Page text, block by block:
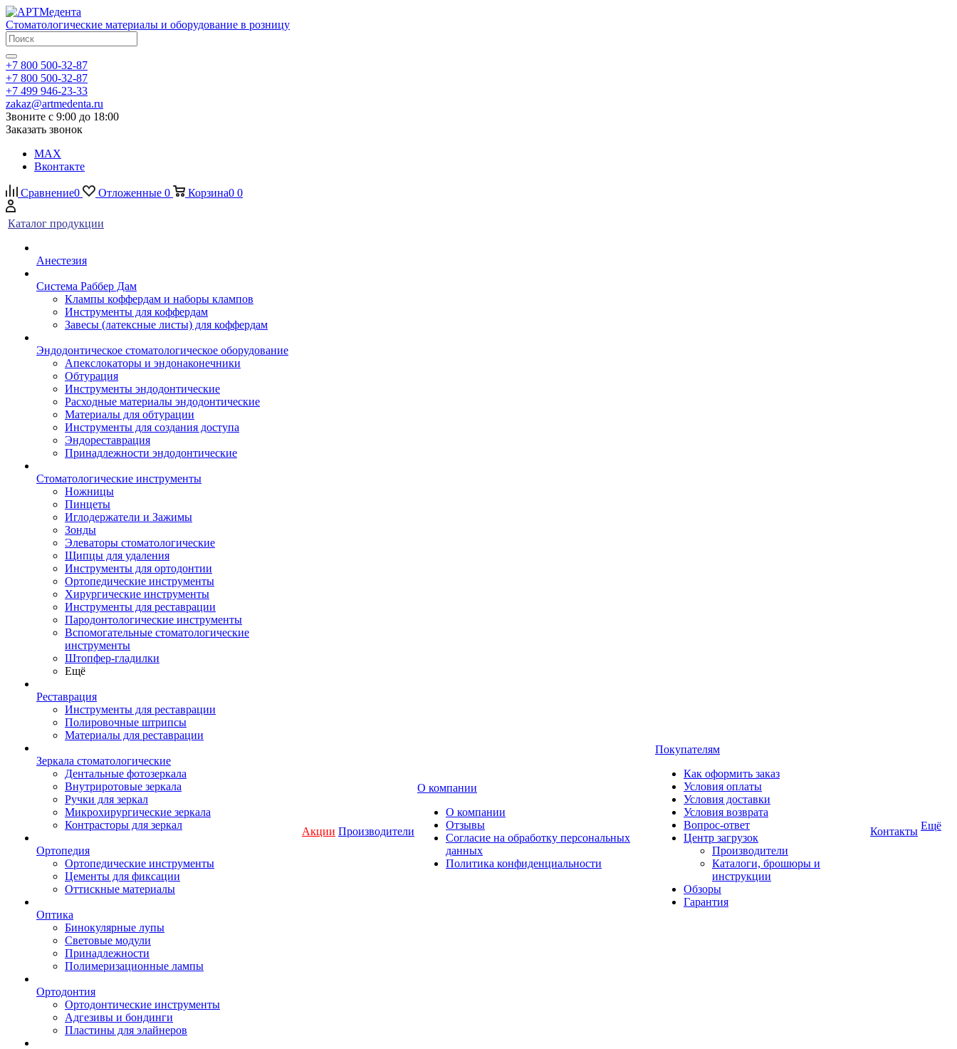
Стоматологические материалы и оборудование в розницу
+7 800 500-32-87
+7 800 500-32-87
+7 499 946-23-33
zakaz@artmedenta.ru
Звоните с 9:00 до 18:00
Заказать звонок
MAX
Вконтакте
Сравнение0 Отложенные 0 Корзина0 0
Каталог продукции
Анестезия
Система Раббер Дам
Клампы коффердам и наборы клампов
Инструменты для коффердам
Завесы (латексные листы) для коффердам
Эндодонтическое стоматологическое оборудование
Апекслокаторы и эндонаконечники
Обтурация
Инструменты эндодонтические
Расходные материалы эндодонтические
Материалы для обтурации
Инструменты для создания доступа
Эндореставрация
Принадлежности эндодонтические
Стоматологические инструменты
Ножницы
Пинцеты
Иглодержатели и Зажимы
Зонды
Элеваторы стоматологические
Щипцы для удаления
Инструменты для ортодонтии
Ортопедические инструменты
Хирургические инструменты
Инструменты для реставрации
Пародонтологические инструменты
Вспомогательные стоматологические
инструменты
Штопфер-гладилки
Ещё
Реставрация
Инструменты для реставрации
Полировочные штрипсы
Материалы для реставрации
Зеркала стоматологические
Дентальные фотозеркала
Внутриротовые зеркала
Ручки для зеркал
Микрохирургические зеркала
Контрасторы для зеркал
Ортопедия
Ортопедические инструменты
Цементы для фиксации
Оттискные материалы
Оптика
Бинокулярные лупы
Световые модули
Принадлежности
Полимеризационные лампы
Ортодонтия
Ортодонтические инструменты
Адгезивы и бондинги
Пластины для элайнеров
Акции Производители
О компании
О компании
Отзывы
Согласие на обработку персональных
данных
Политика конфиденциальности
Покупателям
Как оформить заказ
Условия оплаты
Условия доставки
Условия возврата
Вопрос-ответ
Центр загрузок
Производители
Каталоги, брошюры и
инструкции
Обзоры
Гарантия
Контакты Ещё